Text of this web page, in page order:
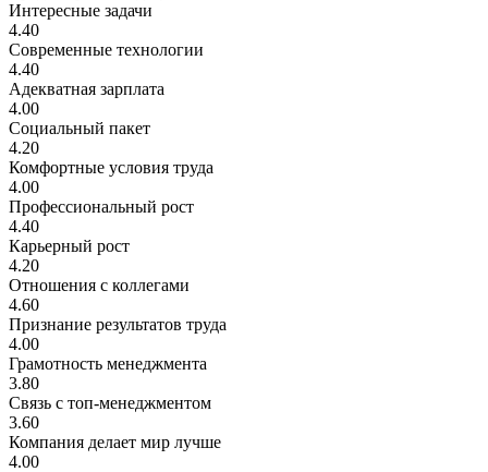
Интересные задачи
4.40
Современные технологии
4.40
Адекватная зарплата
4.00
Социальный пакет
4.20
Комфортные условия труда
4.00
Профессиональный рост
4.40
Карьерный рост
4.20
Отношения с коллегами
4.60
Признание результатов труда
4.00
Грамотность менеджмента
3.80
Связь с топ-менеджментом
3.60
Компания делает мир лучше
4.00